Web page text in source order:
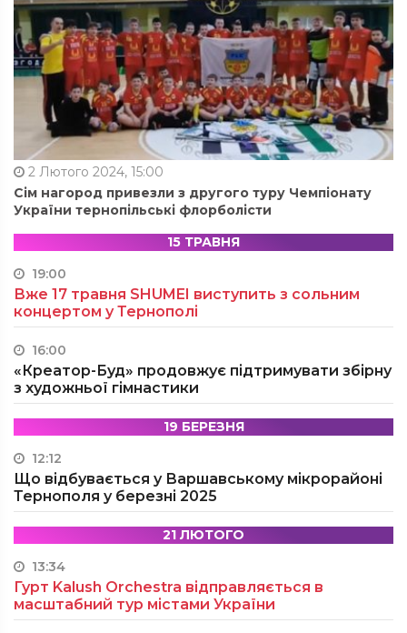
2 Лютого 2024, 15:00
Сім нагород привезли з другого туру Чемпіонату
України тернопільські флорболісти
15 ТРАВНЯ
19:00
Вже 17 травня SHUMEI виступить з сольним
концертом у Тернополі
16:00
«Креатор-Буд» продовжує підтримувати збірну
з художньої гімнастики
19 БЕРЕЗНЯ
12:12
Що відбувається у Варшавському мікрорайоні
Тернополя у березні 2025
21 ЛЮТОГО
13:34
Гурт Kalush Orchestra відправляється в
масштабний тур містами України